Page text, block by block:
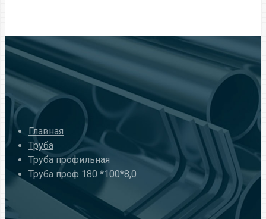
Главная
Труба
Труба профильная
Труба проф 180 *100*8,0